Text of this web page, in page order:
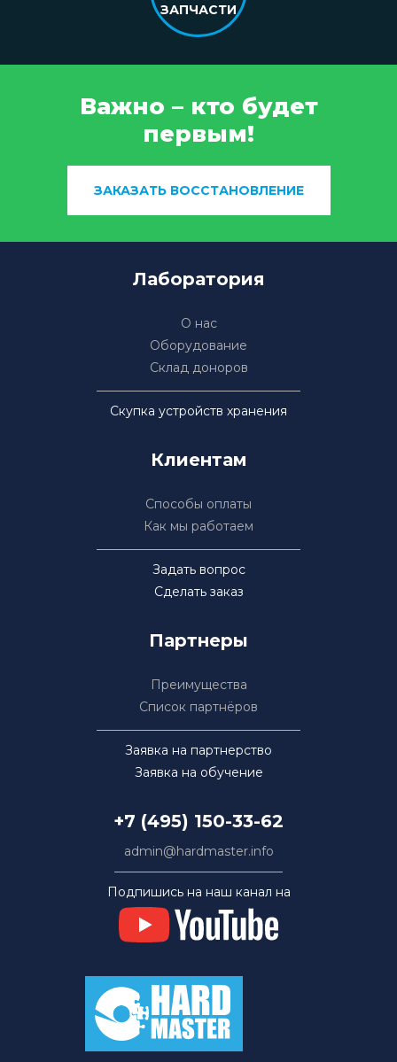
ЗАПЧАСТИ
Важно – кто будет
первым!
ЗАКАЗАТЬ ВОССТАНОВЛЕНИЕ
Лаборатория
О нас
Оборудование
Склад доноров
Скупка устройств хранения
Клиентам
Способы оплаты
Как мы работаем
Задать вопрос
Сделать заказ
Партнеры
Преимущества
Список партнёров
Заявка на партнерство
Заявка на обучение
+7 (495) 150-33-62
admin@hardmaster.info
Подпишись на наш канал на